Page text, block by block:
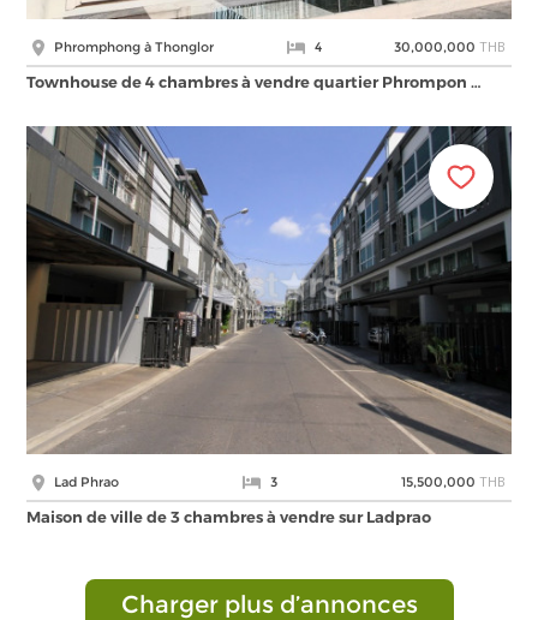
Phromphong à Thonglor 4 30,000,000 THB
Townhouse de 4 chambres à vendre quartier Phrompon …
Lad Phrao 3 15,500,000 THB
Maison de ville de 3 chambres à vendre sur Ladprao
Charger plus d’annonces